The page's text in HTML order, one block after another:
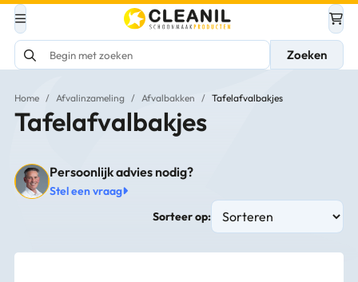
Zoeken
Home / Afvalinzameling / Afvalbakken / Tafelafvalbakjes
Tafelafvalbakjes
Persoonlijk advies nodig?
Stel een vraag
Sorteer op: